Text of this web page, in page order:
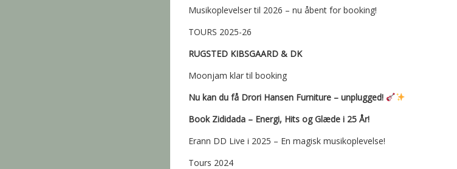
Musikoplevelser til 2026 – nu åbent for booking!
TOURS 2025-26
RUGSTED KIBSGAARD & DK
Moonjam klar til booking
Nu kan du få Drori Hansen Furniture – unplugged!
Book Zididada – Energi, Hits og Glæde i 25 År!
Erann DD Live i 2025 – En magisk musikoplevelse!
Tours 2024